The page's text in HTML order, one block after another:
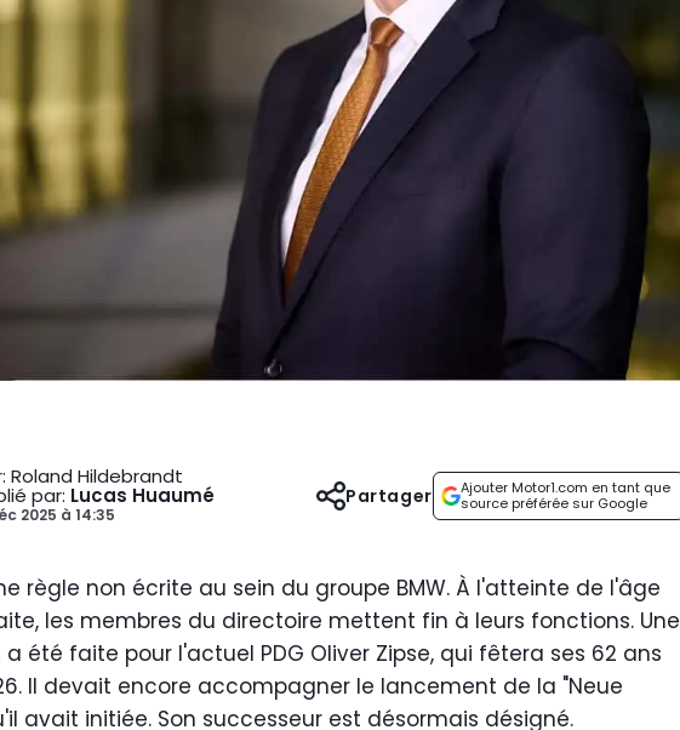
: Roland Hildebrandt
par: Lucas Huaumé
2025 à 14:35
Ajouter Motor1.com en tant que
source préférée sur Google
Partager
règle non écrite au sein du groupe BMW. À l'atteinte de l'âge
les membres du directoire mettent fin à leurs fonctions. Une
été faite pour l'actuel PDG Oliver Zipse, qui fêtera ses 62 ans
Il devait encore accompagner le lancement de la "Neue
avait initiée. Son successeur est désormais désigné.